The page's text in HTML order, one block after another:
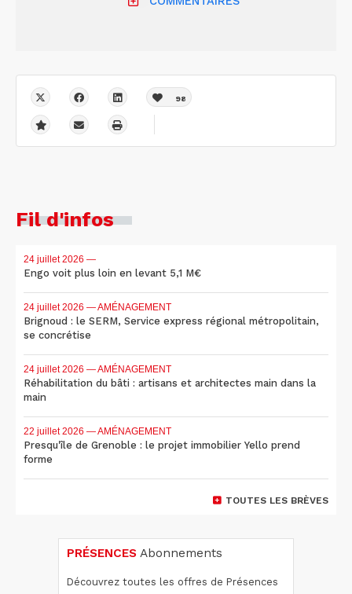
98
Fil d'infos
24 juillet 2026 —
Engo voit plus loin en levant 5,1 M€
24 juillet 2026 — AMÉNAGEMENT
Brignoud : le SERM, Service express régional métropolitain,
se concrétise
24 juillet 2026 — AMÉNAGEMENT
Réhabilitation du bâti : artisans et architectes main dans la
main
22 juillet 2026 — AMÉNAGEMENT
Presqu'île de Grenoble : le projet immobilier Yello prend
forme
TOUTES LES BRÈVES
PRÉSENCES Abonnements
Découvrez toutes les offres de Présences